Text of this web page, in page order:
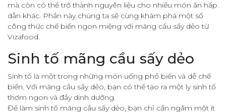
mà còn có thể trở thành nguyên liệu cho nhiều món ăn hấp
dẫn khác. Phần này chúng ta sẽ cùng khám phá một số
công thức chế biến ngon miệng với mãng cầu sấy dẻo từ
Vizafood.
Sinh tố mãng cầu sấy dẻo
Sinh tố là một trong những món uống phổ biến và dễ chế
biến. Với mãng cầu sấy dẻo, bạn có thể tạo ra một ly sinh tố
thơm ngon và đầy dinh dưỡng.
Để làm sinh tố mãng cầu sấy dẻo, bạn chỉ cần ngâm một ít